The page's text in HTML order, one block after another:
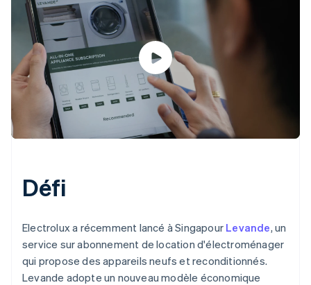
Défi
Electrolux a récemment lancé à Singapour Levande, un
service sur abonnement de location d'électroménager
qui propose des appareils neufs et reconditionnés.
Levande adopte un nouveau modèle économique